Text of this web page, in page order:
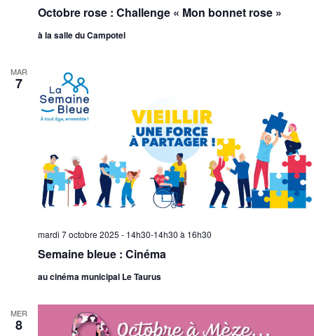
Octobre rose : Challenge « Mon bonnet rose »
à la salle du Campotel
MAR
7
Semaine bleue : Cinéma
mardi 7 octobre 2025 - 14h30-14h30 à 16h30
au cinéma municipal Le Taurus
MER
8